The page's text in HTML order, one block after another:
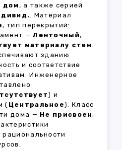
дом , а также серией
. Материал
, тип перекрытий:
—Ленточный,
материалу стен.
зданию
и соответствие
Инженерное
) и
( Центральное). Класс
дома — Не присвоен,